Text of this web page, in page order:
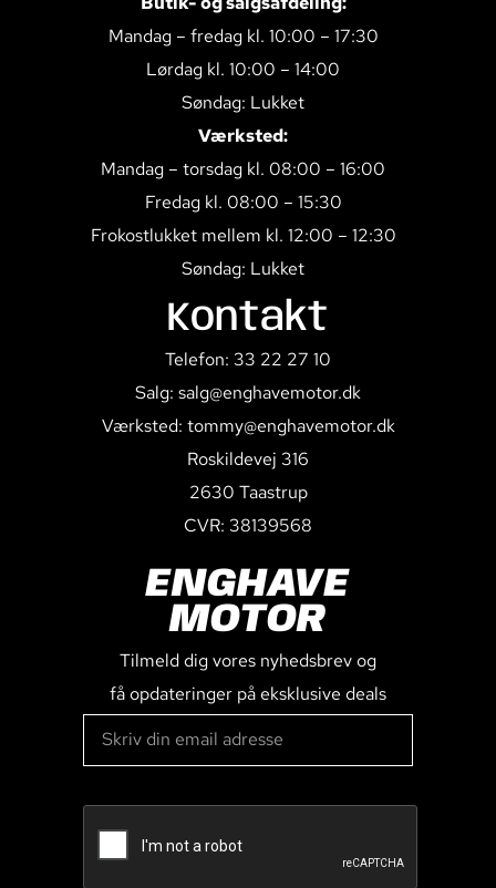
Mandag – fredag kl. 10:00 – 17:30
Lørdag kl. 10:00 – 14:00
Søndag: Lukket
Værksted:
Mandag – torsdag kl. 08:00 – 16:00
Fredag kl. 08:00 – 15:30
Frokostlukket mellem kl. 12:00 – 12:30
Søndag: Lukket
Kontakt
Telefon: 33 22 27 10
Salg: salg@enghavemotor.dk
Værksted: tommy@enghavemotor.dk
Roskildevej 316
2630 Taastrup
CVR: 38139568
ENGHAVE
MOTOR
Tilmeld dig vores nyhedsbrev og
få opdateringer på eksklusive deals